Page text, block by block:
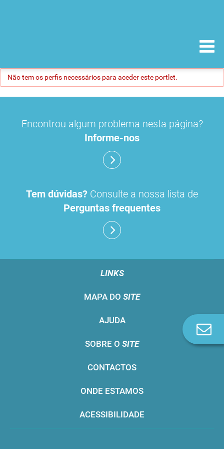
Não tem os perfis necessários para aceder este portlet.
Encontrou algum problema nesta página?
Informe-nos
Tem dúvidas? Consulte a nossa lista de
Perguntas frequentes
LINKS
MAPA DO SITE
AJUDA
SOBRE O SITE
CONTACTOS
ONDE ESTAMOS
ACESSIBILIDADE